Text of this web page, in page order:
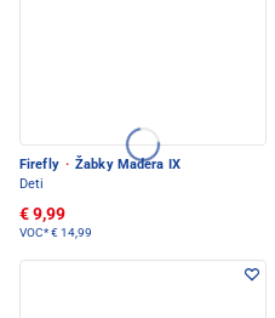
Firefly · Žabky Madera IX
Deti
€ 9,99
VOC*€ 14,99